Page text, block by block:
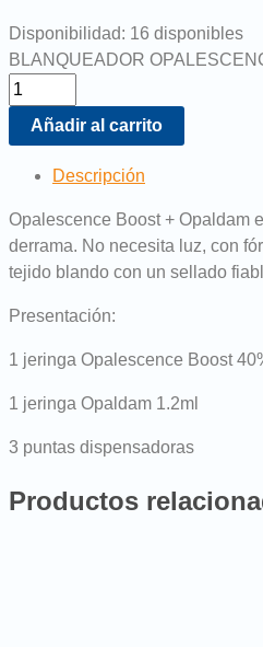
Disponibilidad: 16 disponibles
BLANQUEADOR
Añadir al carrito
Descripción
Opalescence Boost + Opaldam
derrama. No necesita luz, con
tejido blando con un sellado
Presentación:
1 jeringa Opalescence Boost
1 jeringa Opaldam 1.2ml
3 puntas dispensadoras
Productos